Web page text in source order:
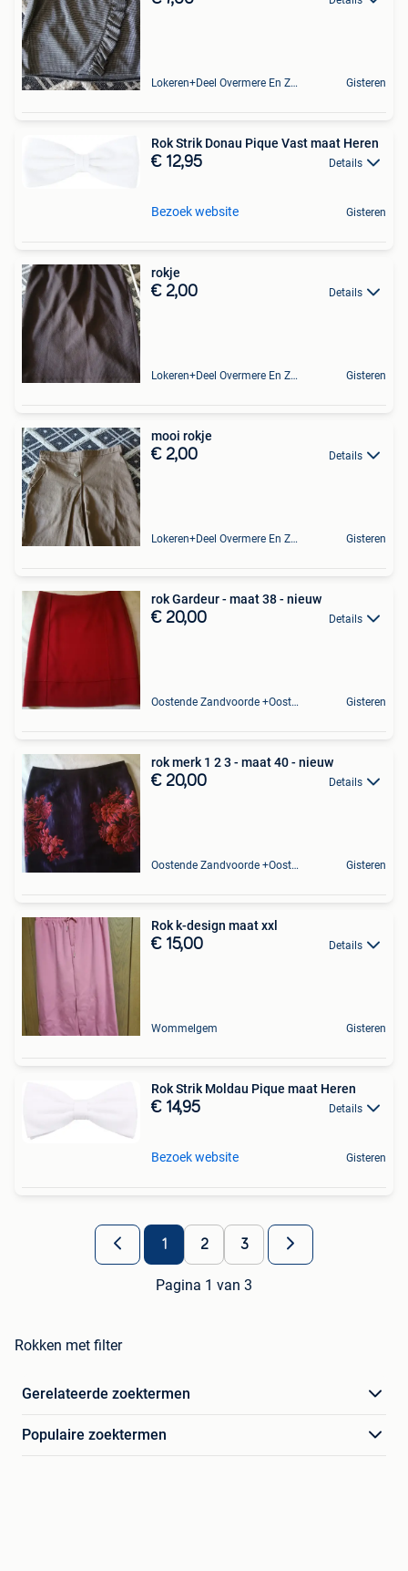
Lokeren+Deel Overmere En Zele Gisteren
Rok Strik Donau Pique Vast maat Heren
€ 12,95 Details
Bezoek website Gisteren
rokje
€ 2,00 Details
Lokeren+Deel Overmere En Zele Gisteren
mooi rokje
€ 2,00 Details
Lokeren+Deel Overmere En Zele Gisteren
rok Gardeur - maat 38 - nieuw
€ 20,00 Details
Oostende Zandvoorde +Oostende Gisteren
rok merk 1 2 3 - maat 40 - nieuw
€ 20,00 Details
Oostende Zandvoorde +Oostende Gisteren
Rok k-design maat xxl
€ 15,00 Details
Wommelgem Gisteren
Rok Strik Moldau Pique maat Heren
€ 14,95 Details
Bezoek website Gisteren
1 2 3
Pagina 1 van 3
Rokken met filter
Gerelateerde zoektermen
Populaire zoektermen